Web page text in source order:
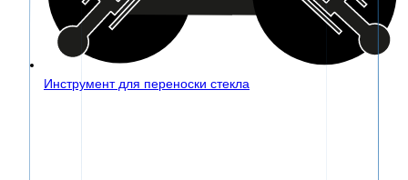
Инструмент для переноски стекла